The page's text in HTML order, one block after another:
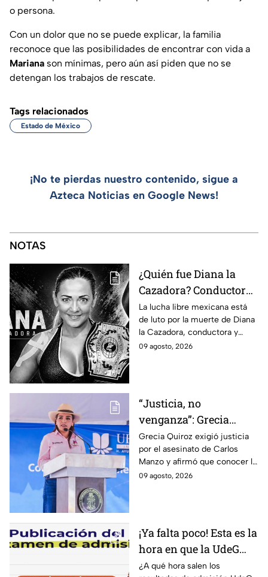
o persona.
Con un dolor que no se puede explicar, la familia
reconoce que las posibilidades de encontrar con vida a
Mariana son mínimas, pero aún así piden que no se
detengan los trabajos de rescate.
Tags relacionados
Estado de México
¡No te pierdas nuestro contenido, sigue a
Azteca Noticias en Google News!
NOTAS
¿Quién fue Diana la
Cazadora? Conductora
y luchadora que
falleció a los 48 años en
Monterrey
La lucha libre mexicana está
de luto por la muerte de Diana
la Cazadora, conductora y
luchadora de 48 años que
09 agosto, 2026
“Justicia, no
venganza”: Grecia
Quiroz exige esclarecer
el asesinato de Carlos
Manzo
Grecia Quiroz exigió justicia
por el asesinato de Carlos
Manzo y afirmó que conocer la
verdad es indispensable para
09 agosto, 2026
¡Ya falta poco! Esta es la
hora en que la UdeG
publica los resultados
¿A qué hora salen los